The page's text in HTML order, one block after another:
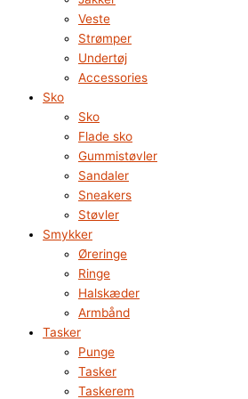
Veste
Strømper
Undertøj
Accessories
Sko
Sko
Flade sko
Gummistøvler
Sandaler
Sneakers
Støvler
Smykker
Øreringe
Ringe
Halskæder
Armbånd
Tasker
Punge
Tasker
Taskerem